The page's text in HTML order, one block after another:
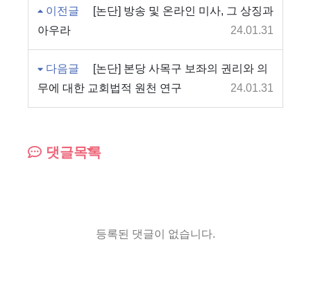
이전글
[논단] 방송 및 온라인 미사, 그 상징과
아우라
24.01.31
다음글
[논단] 본당 사목구 보좌의 권리와 의
무에 대한 교회법적 원천 연구
24.01.31
댓글목록
등록된 댓글이 없습니다.